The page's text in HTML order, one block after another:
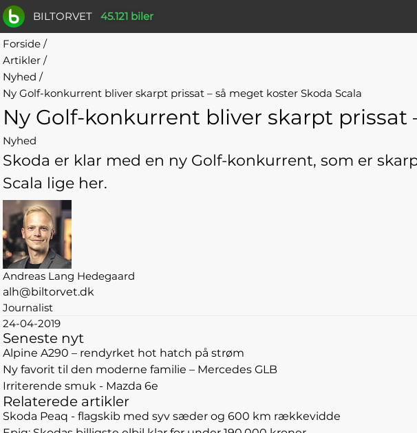
BILTORVET 45.121 biler
Forside /
Artikler /
Nyhed /
Ny Golf-konkurrent bliver skarpt prissat – så meget koster Skoda Scala
Ny Golf-konkurrent bliver skarpt prissat
Nyhed
Skoda er klar med en ny Golf-konkurrent, som er
Scala lige her.
Andreas Lang Hedegaard
alh@biltorvet.dk
Journalist
24-04-2019
Seneste nyt
Alpine A290 – rendyrket hot hatch på strøm
Ny favorit til den moderne familie – Mercedes GLB
Irriterende smuk - Mazda 6e
Relaterede artikler
Skoda Peaq - flagskib med syv sæder og 600 km rækkevidde